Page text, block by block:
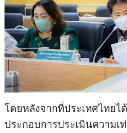
โดยหลังจากที่ประเทศไทยไ
ประกอบการประเมินความเ